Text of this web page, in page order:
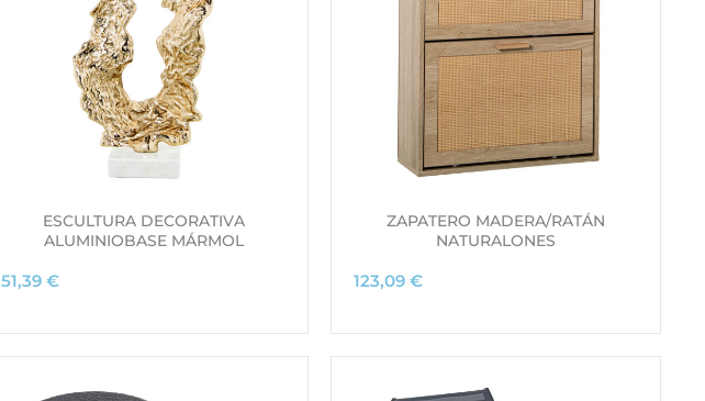
ESCULTURA DECORATIVA
ALUMINIOBASE MÁRMOL
51,39 €
ZAPATERO MADERA/RATÁN
NATURALONES
123,09 €